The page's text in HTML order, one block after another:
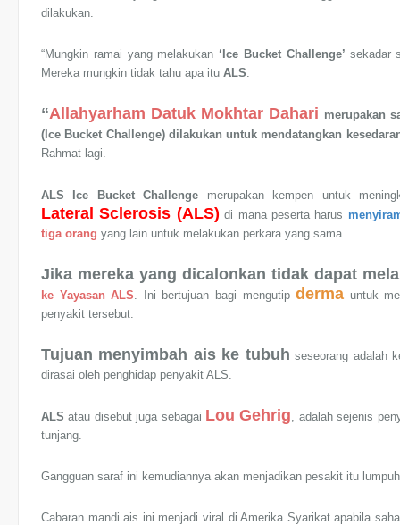
dilakukan.
“Mungkin ramai yang melakukan ‘Ice Bucket Challenge’ sekadar
Mereka mungkin tidak tahu apa itu ALS.
“Allahyarham Datuk Mokhtar Dahari merupakan
(Ice Bucket Challenge) dilakukan untuk mendatangkan
Rahmat lagi.
ALS Ice Bucket Challenge merupakan kempen untuk
Lateral Sclerosis (ALS) di mana peserta harus
tiga orang yang lain untuk melakukan perkara yang sama.
Jika mereka yang dicalonkan tidak dapat
ke Yayasan ALS. Ini bertujuan bagi mengutipderma untuk
penyakit tersebut.
Tujuan menyimbah ais ke tubuh seseorang adalah
dirasai oleh penghidap penyakit ALS.
ALSatau disebut juga sebagai Lou Gehrig, adalah sejenis
tunjang.
Gangguan saraf ini kemudiannya akan menjadikan pesakit itu
Cabaran mandi ais ini menjadi viral di Amerika Syarikat apabila